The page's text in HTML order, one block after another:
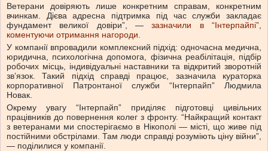
Ветерани довіряють лише конкретним справам, конкретним
вчинкам. Дієва адресна підтримка під час служби закладає
фундамент великої довіри”, —зазначили в “Інтерпайпі”,
коментуючи отримання нагороди.
У компанії впровадили комплексний підхід: одночасна медична,
юридична, психологічна допомога, фізична реабілітація, підбір
робочих місць, індивідуальні наставники та відкритий зворотній
зв’язок. Такий підхід справді працює, зазначила кураторка
корпоративної Патронтаної служби “Інтерпайп” Людмила
Новак.
Окрему увагу “Інтерпайп” приділяє підготовці цивільних
працівників до повернення колег з фронту. “Найкращий контакт
з ветеранами ми спостерігаємо в Нікополі — місті, що живе під
постійними обстрілами. Там люди справді розуміють ціну війни”,
— поділилися у компанії.